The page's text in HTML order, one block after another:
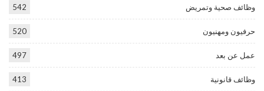
وظائف صحية وتمريض 542
حرفيون ومهنيون 520
عمل عن بعد 497
وظائف قانونية 413